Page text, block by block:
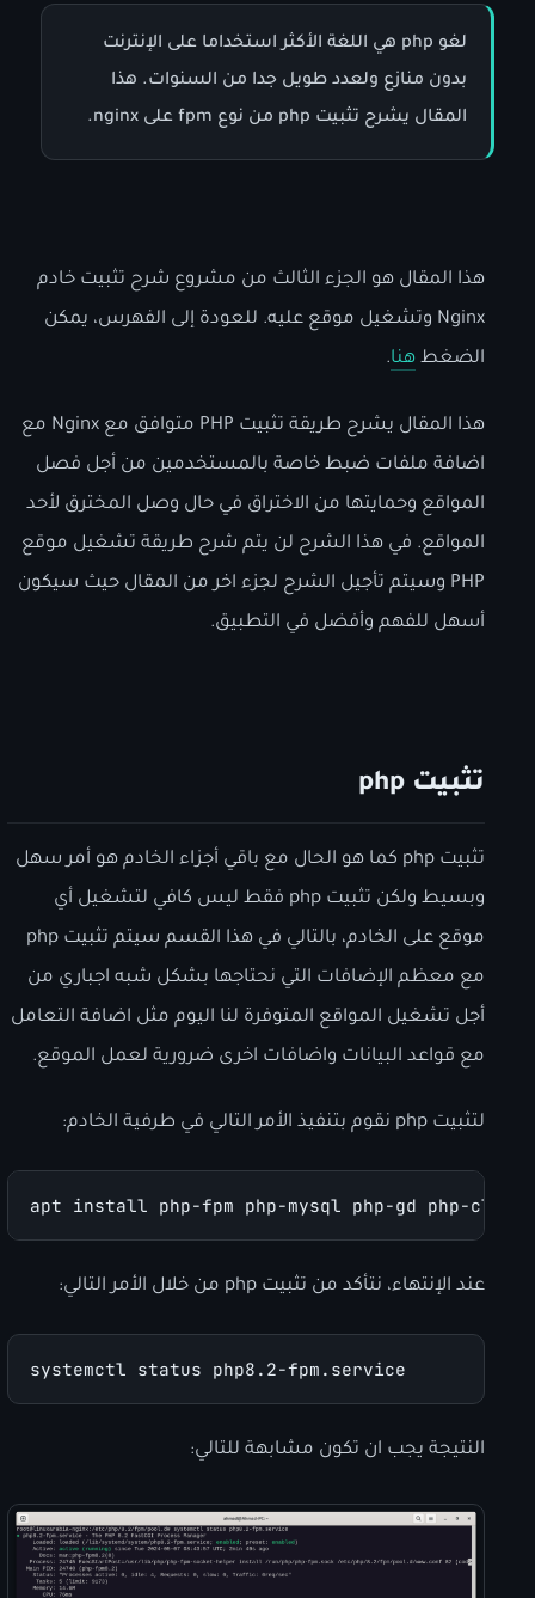
لغو php هي اللغة الأكثر استخداما على الإنترنت
بدون منازع ولعدد طويل جدا من السنوات. هذا
المقال يشرح تثبيت php من نوع fpm على nginx.
هذا المقال هو الجزء الثالث من مشروع شرح تثبيت خادم
Nginx وتشغيل موقع عليه. للعودة إلى الفهرس، يمكن
الضغط هنا.
هذا المقال يشرح طريقة تثبيت PHP متوافق مع Nginx مع
اضافة ملفات ضبط خاصة بالمستخدمين من أجل فصل
المواقع وحمايتها من الاختراق في حال وصل المخترق لأحد
المواقع. في هذا الشرح لن يتم شرح طريقة تشغيل موقع
PHP وسيتم تأجيل الشرح لجزء اخر من المقال حيث سيكون
أسهل للفهم وأفضل في التطبيق.
تثبيت php
تثبيت php كما هو الحال مع باقي أجزاء الخادم هو أمر سهل
وبسيط ولكن تثبيت php فقط ليس كافي لتشغيل أي
موقع على الخادم، بالتالي في هذا القسم سيتم تثبيت php
مع معظم الإضافات التي نحتاجها بشكل شبه اجباري من
أجل تشغيل المواقع المتوفرة لنا اليوم مثل اضافة التعامل
مع قواعد البيانات واضافات اخرى ضرورية لعمل الموقع.
لتثبيت php نقوم بتنفيذ الأمر التالي في طرفية الخادم:
apt install php-fpm php-mysql php-gd php-cli
عند الإنتهاء، نتأكد من تثبيت php من خلال الأمر التالي:
systemctl status php8.2-fpm.service
النتيجة يجب ان تكون مشابهة للتالي: